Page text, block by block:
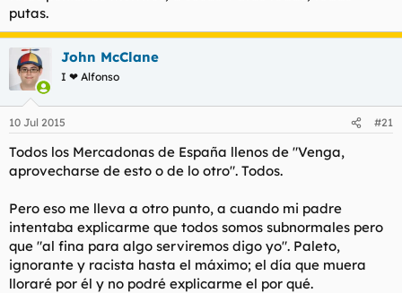
putas.
John McClane
I ❤ Alfonso
10 Jul 2015 #21
Todos los Mercadonas de España llenos de "Venga,
aprovecharse de esto o de lo otro". Todos.
Pero eso me lleva a otro punto, a cuando mi padre
intentaba explicarme que todos somos subnormales pero
que "al fina para algo serviremos digo yo". Paleto,
ignorante y racista hasta el máximo; el día que muera
lloraré por él y no podré explicarme el por qué.